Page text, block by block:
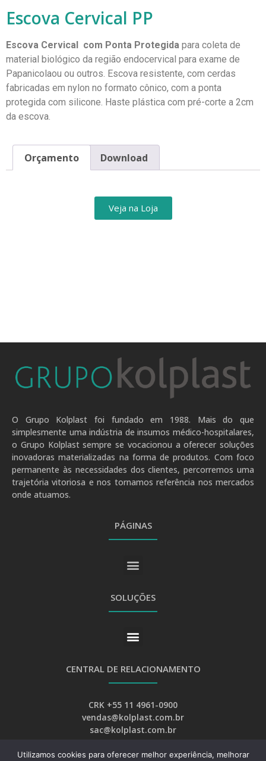
Escova Cervical PP
Escova Cervical com Ponta Protegida para coleta de
material biológico da região endocervical para exame de
Papanicolaou ou outros. Escova resistente, com cerdas
fabricadas em nylon no formato cônico, com a ponta
protegida com silicone. Haste plástica com pré-corte a 2cm
da escova.
Orçamento Download
Veja na Loja
O Grupo Kolplast foi fundado em 1988. Mais do que
simplesmente uma indústria de insumos médico-hospitalares,
o Grupo Kolplast sempre se vocacionou a oferecer soluções
inovadoras materializadas na forma de produtos. Com foco
permanente às necessidades dos clientes, percorremos uma
trajetória vitoriosa e nos tornamos referência nos mercados
onde atuamos.
PÁGINAS
SOLUÇÕES
CENTRAL DE RELACIONAMENTO
CRK +55 11 4961-0900
vendas@kolplast.com.br
sac@kolplast.com.br
Utilizamos cookies para oferecer melhor experiência, melhorar